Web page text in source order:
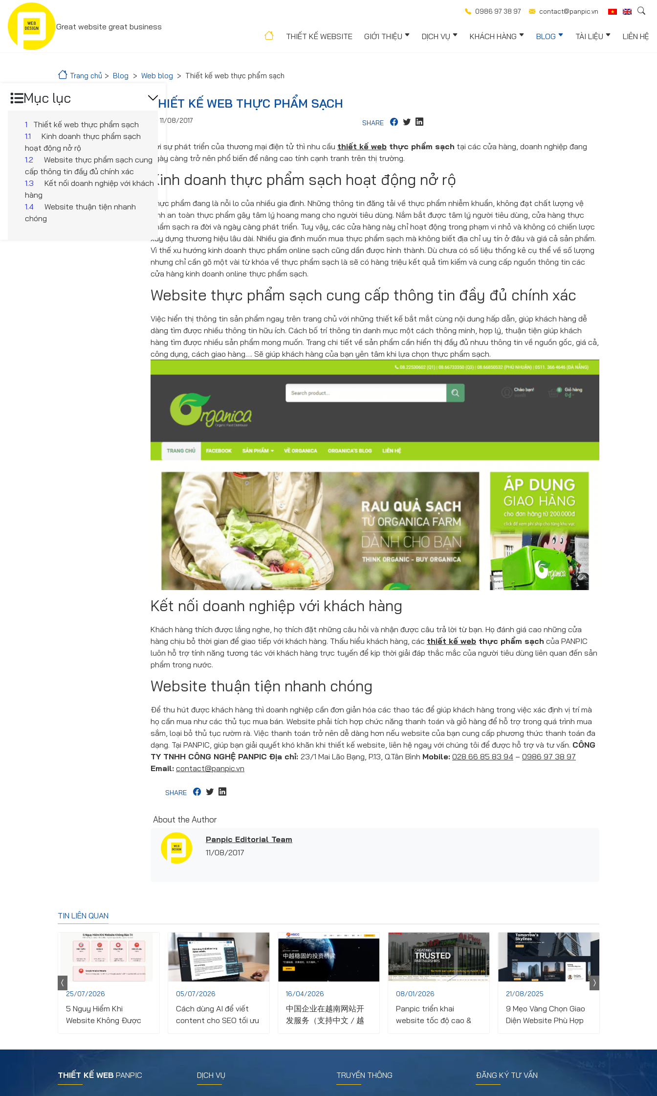
Great website great business
0986 97 38 97 contact@panpic.vn
THIẾT KẾ WEBSITE GIỚI THIỆU DỊCH VỤ KHÁCH HÀNG BLOG TÀI LIỆU LIÊN HỆ
Trang chủ Blog Web blog Thiết kế web thực phẩm sạch
THIẾT KẾ WEB THỰC PHẨM SẠCH
11/08/2017 SHARE
Với sự phát triển của thương mại điện tử thì nhu cầu thiết kế web thực phẩm sạch tại các cửa hàng, doanh nghiệp đang
ngày càng trở nên phổ biến để nâng cao tính cạnh tranh trên thị trường.
Kinh doanh thực phẩm sạch hoạt động nở rộ
Thực phẩm đang là nỗi lo của nhiều gia đình. Những thông tin đăng tải về thực phẩm nhiễm khuẩn, không đạt chất lượng vệ
sinh an toàn thực phẩm gây tâm lý hoang mang cho người tiêu dùng. Nắm bắt được tâm lý người tiêu dùng, cửa hàng thực
phẩm sạch ra đời và ngày càng phát triển. Tuy vậy, các cửa hàng này chỉ hoạt động trong phạm vi nhỏ và không có chiến lược
xây dựng thương hiệu lâu dài. Nhiều gia đình muốn mua thực phẩm sạch mà không biết địa chỉ uy tín ở đâu và giá cả sản phẩm.
Vì thế xu hướng kinh doanh thực phẩm online sạch cũng dần được hình thành. Dù chưa có số liệu thống kê cụ thể về số lượng
nhưng chỉ cần gõ một vài từ khóa về thực phẩm sạch là sẽ có hàng triệu kết quả tìm kiếm và cung cấp nguồn thông tin các
cửa hàng kinh doanh online thực phẩm sạch.
Website thực phẩm sạch cung cấp thông tin đầy đủ chính xác
Việc hiển thị thông tin sản phẩm ngay trên trang chủ với những thiết kế bắt mắt cùng nội dung hấp dẫn, giúp khách hàng dễ
dàng tìm được nhiều thông tin hữu ích. Cách bố trí thông tin danh mục một cách thông minh, hợp lý, thuận tiện giúp khách
hàng tìm được nhiều sản phẩm mong muốn. Trang chi tiết về sản phẩm cần hiển thị đầy đủ nhưu thông tin về nguồn gốc, giá cả,
công dụng, cách giao hàng…. Sẽ giúp khách hàng của bạn yên tâm khi lựa chọn thực phẩm sạch.
Kết nối doanh nghiệp với khách hàng
Khách hàng thích được lắng nghe, họ thích đặt những câu hỏi và nhận được câu trả lời từ bạn. Họ đánh giá cao những cửa
hàng chịu bỏ thời gian để giao tiếp với khách hàng. Thấu hiểu khách hàng, các thiết kế web thực phẩm sạch của PANPIC
luôn hỗ trợ tính năng tương tác với khách hàng trực tuyến để kịp thời giải đáp thắc mắc của người tiêu dùng liên quan đến sản
phẩm trong nước.
Website thuận tiện nhanh chóng
Để thu hút được khách hàng thì doanh nghiệp cần đơn giản hóa các thao tác để giúp khách hàng trong việc xác định vị trí mà
họ cần mua như các thủ tục mua bán. Website phải tích hợp chức năng thanh toán và giỏ hàng để hỗ trợ trong quá trình mua
sắm, loại bỏ thủ tục rườm rà. Việc thanh toán trở nên dễ dàng hơn nếu website của bạn cung cấp phương thức thanh toán đa
dạng. Tại PANPIC, giúp bạn giải quyết khó khăn khi thiết kế website, liên hệ ngay với chúng tôi để được hỗ trợ và tư vấn. CÔNG
TY TNHH CÔNG NGHỆ PANPIC Địa chỉ: 23/1 Mai Lão Bạng, P.13, Q.Tân Bình Mobile: 028 66 85 83 94 – 0986 97 38 97
Email: contact@panpic.vn
SHARE
About the Author
Panpic Editorial Team
11/08/2017
Mục lục
1
Thiết kế web thực phẩm sạch
1.1
Kinh doanh thực phẩm sạch
hoạt động nở rộ
1.2
Website thực phẩm sạch cung
cấp thông tin đầy đủ chính xác
1.3
Kết nối doanh nghiệp với khách
hàng
1.4
Website thuận tiện nhanh
chóng
TIN LIÊN QUAN
25/07/2026
5 Nguy Hiểm Khi
Website Không Được
05/07/2026
Cách dùng AI để viết
content cho SEO tối ưu
16/04/2026
中国企业在越南网站开
发服务（支持中文 / 越
08/01/2026
Panpic triển khai
website tốc độ cao &
21/08/2025
9 Mẹo Vàng Chọn Giao
Diện Website Phù Hợp
THIẾT KẾ WEB PANPIC DỊCH VỤ TRUYỀN THÔNG ĐĂNG KÝ TƯ VẤN